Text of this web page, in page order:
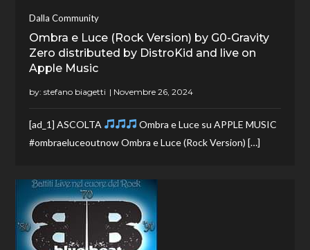
Dalla Community
Ombra e Luce (Rock Version) by G0-Gravity
Zero distributed by DistroKid and live on
Apple Music
by:stefano biagetti
[ad_1] ASCOLTA
Ombra e Luce su APPLE MUSIC
#ombraeluceoutnow Ombra e Luce (Rock Version) […]